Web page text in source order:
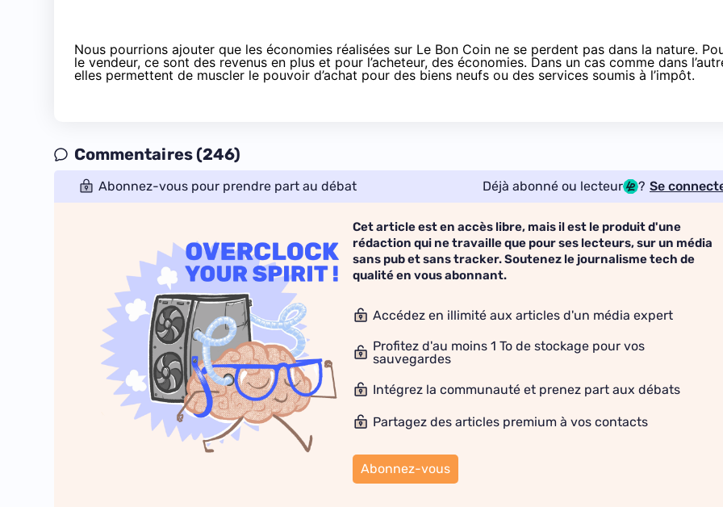
Nous pourrions ajouter que les économies réalisées sur Le Bon Coin ne se perdent pas dans la nature.
le vendeur, ce sont des revenus en plus et pour l’acheteur, des économies. Dans un cas comme dans
elles permettent de muscler le pouvoir d’achat pour des biens neufs ou des services soumis à l’impôt.
Commentaires (246)
Abonnez-vous pour prendre part au débat Déjà abonné ou lecteur ? Se
Cet article est en accès libre, mais il est le produit d'une
rédaction qui ne travaille que pour ses lecteurs, sur un média
sans pub et sans tracker. Soutenez le journalisme tech de
qualité en vous abonnant.
Accédez en illimité aux articles d'un média expert
Profitez d'au moins 1 To de stockage pour vos
sauvegardes
Intégrez la communauté et prenez part aux débats
Partagez des articles premium à vos contacts
Abonnez-vous